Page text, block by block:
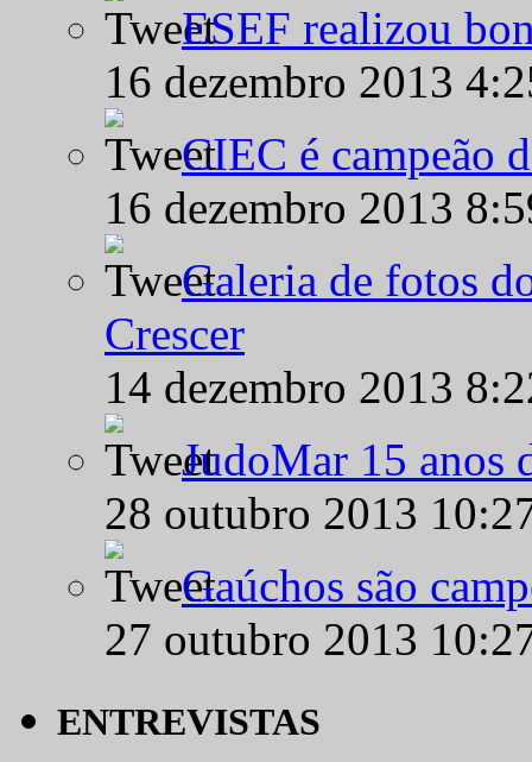
ESEF realizou
16 dezembro 2013
CIEC é campeão
16 dezembro 2013
Galeria de fotos
Crescer
14 dezembro 2013
JudoMar 15 anos
28 outubro 2013
Gaúchos são
27 outubro 2013
ENTREVISTAS